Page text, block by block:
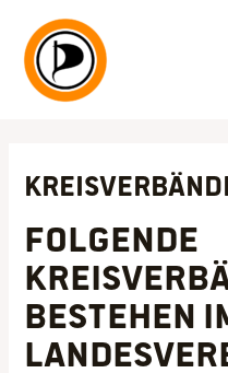
Inhalt
springen
Folgende
bestehen